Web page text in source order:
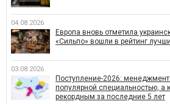
04.08.2026
Европа вновь отметила
«Сильпо» вошли в рейтинг
03.08.2026
Поступление-2026:
популярной специальностью, а
рекордным за последние 5 лет